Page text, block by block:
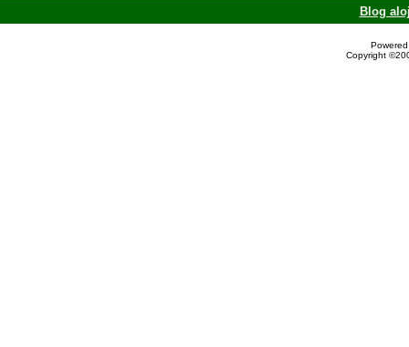
Blog
Copyright